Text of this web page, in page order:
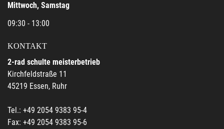
Mittwoch, Samstag
09:30 - 13:00
KONTAKT
2-rad schulte meisterbetrieb
Kirchfeldstraße 11
45219 Essen, Ruhr
Tel.: +49 2054 9383 95-4
Fax: +49 2054 9383 95-6